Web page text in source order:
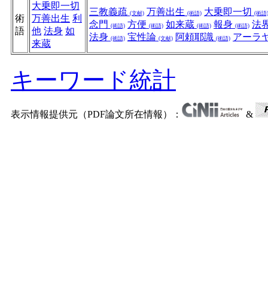
術
語
大乗即一切
万善出生 利
他 法身 如
来蔵
三教義疏 (文献) 万善出生 (術語) 大乗即一切 (術語)
念門 (術語) 方便 (術語) 如来蔵 (術語) 報身 (術語) 法
法身 (術語) 宝性論 (文献) 阿頼耶識 (術語) アーラ
キーワード統計
表示情報提供元（PDF論文所在情報）： &